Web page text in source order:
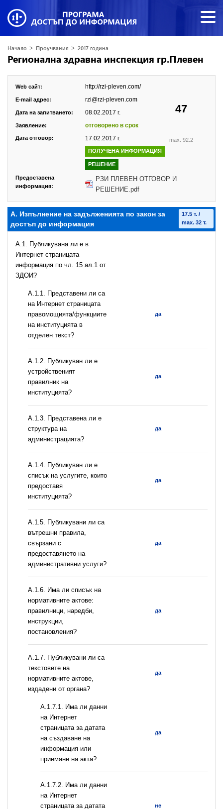
Начало > Проучвания > 2017 година
Регионална здравна инспекция гр.Плевен
47
max. 92.2
Web сайт: http://rzi-pleven.com/
E-mail адрес: rzi@rzi-pleven.com
Дата на запитването: 08.02.2017 г.
Заявление: отговорено в срок
Дата отговор: 17.02.2017 г.
ПОЛУЧЕНА ИНФОРМАЦИЯ
РЕШЕНИЕ
Предоставена
информация:
РЗИ ПЛЕВЕН ОТГОВОР И
РЕШЕНИЕ.pdf
А. Изпълнение на задълженията по закон за
достъп до информация
17.5 т. /
max. 32 т.
A.1. Публикувана ли е в
Интернет страницата
информация по чл. 15 ал.1 от
ЗДОИ?
А.1.1. Представени ли са
на Интернет страницата
правомощията/функциите
на институцията в
отделен текст?
да
А.1.2. Публикуван ли е
устройственият
правилник на
институцията?
да
A.1.3. Представена ли е
структура на
администрацията?
да
А.1.4. Публикуван ли е
списък на услугите, които
предоставя
институцията?
да
А.1.5. Публикувани ли са
вътрешни правила,
свързани с
предоставянето на
административни услуги?
да
А.1.6. Има ли списък на
нормативните актове:
правилници, наредби,
инструкции,
постановления?
да
А.1.7. Публикувани ли са
текстовете на
нормативните актове,
издадени от органа?
да
A.1.7.1. Има ли данни
на Интернет
страницата за датата
на създаване на
информация или
приемане на акта?
да
A.1.7.2. Има ли данни
на Интернет
страницата за датата
не